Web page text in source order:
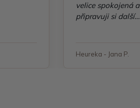
velice spokojená a
připravuji si další
Heureka - Jana P.